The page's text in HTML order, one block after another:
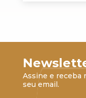
Assine e receba
seu email.